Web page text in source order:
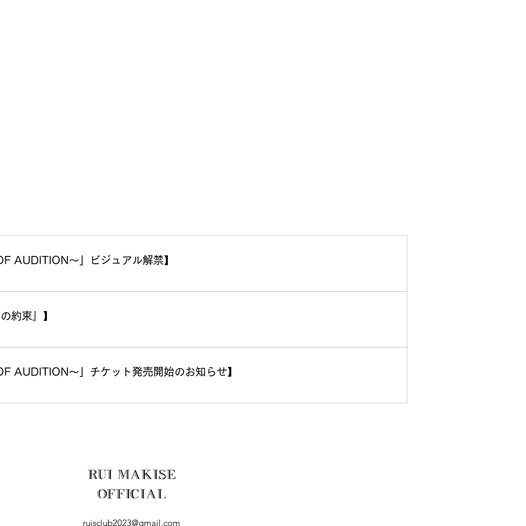
AUDITION～」ビジュアル解禁】
約束』】
AUDITION～」チケット発売開始のお知らせ】
RUI MAKISE
OFFICIAL
ruisclub2023@gmail.com